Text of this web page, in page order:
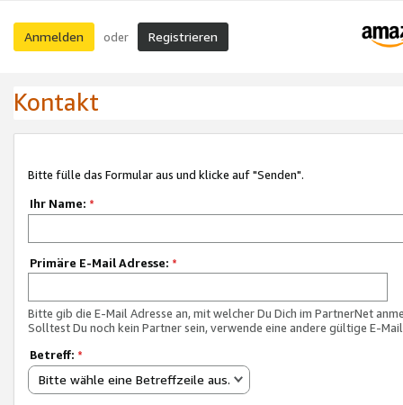
Anmelden oder Registrieren
Kontakt
Bitte fülle das Formular aus und klicke auf "Senden".
Ihr Name: *
Primäre E-Mail Adresse: *
Bitte gib die E-Mail Adresse an, mit welcher Du Dich im PartnerNet
Solltest Du noch kein Partner sein, verwende eine andere gültige E-
Betreff: *
Bitte wähle eine Betreffzeile aus.